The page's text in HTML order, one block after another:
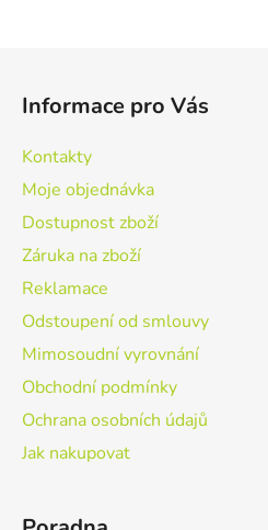
Informace pro Vás
Kontakty
Moje objednávka
Dostupnost zboží
Záruka na zboží
Reklamace
Odstoupení od smlouvy
Mimosoudní vyrovnání
Obchodní podmínky
Ochrana osobních údajů
Jak nakupovat